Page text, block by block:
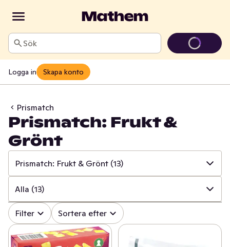
Sök
Logga in Skapa konto
Prismatch
Prismatch: Frukt &
Grönt
Prismatch: Frukt & Grönt (13)
✓ Alla (534)
✓ Prismatch: Frukt & Grönt (13)
Prismatch: Fisk & Skaldjur (13)
Alla (13)
✓ Alla (13)
✓ Prismatch: Frukt (2)
Filter Sortera efter